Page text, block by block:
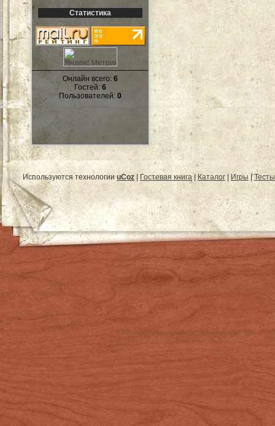
Статистика
Онлайн всего: 6
Гостей: 6
Пользователей: 0
Используются технологии uCoz Гостевая книга| Каталог Игры |Тесты